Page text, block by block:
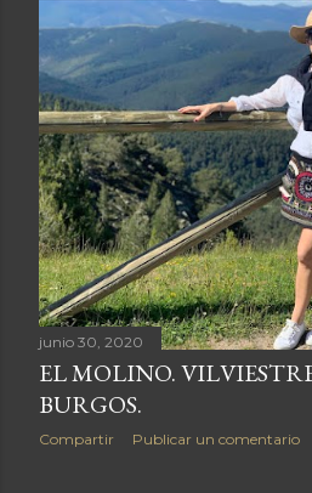
t
r
a
d
a
s
junio 30, 2020
EL MOLINO.
BURGOS.
Compartir Publicar un comentario